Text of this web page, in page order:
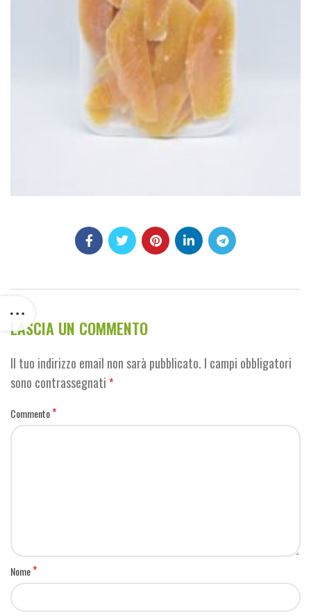
LASCIA UN COMMENTO
Il tuo indirizzo email non sarà pubblicato. I campi obbligatori
sono contrassegnati *
Commento*
Nome*